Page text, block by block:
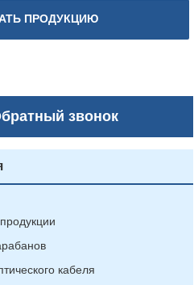
ПРОДУКЦИЮ
звонок
кабеля